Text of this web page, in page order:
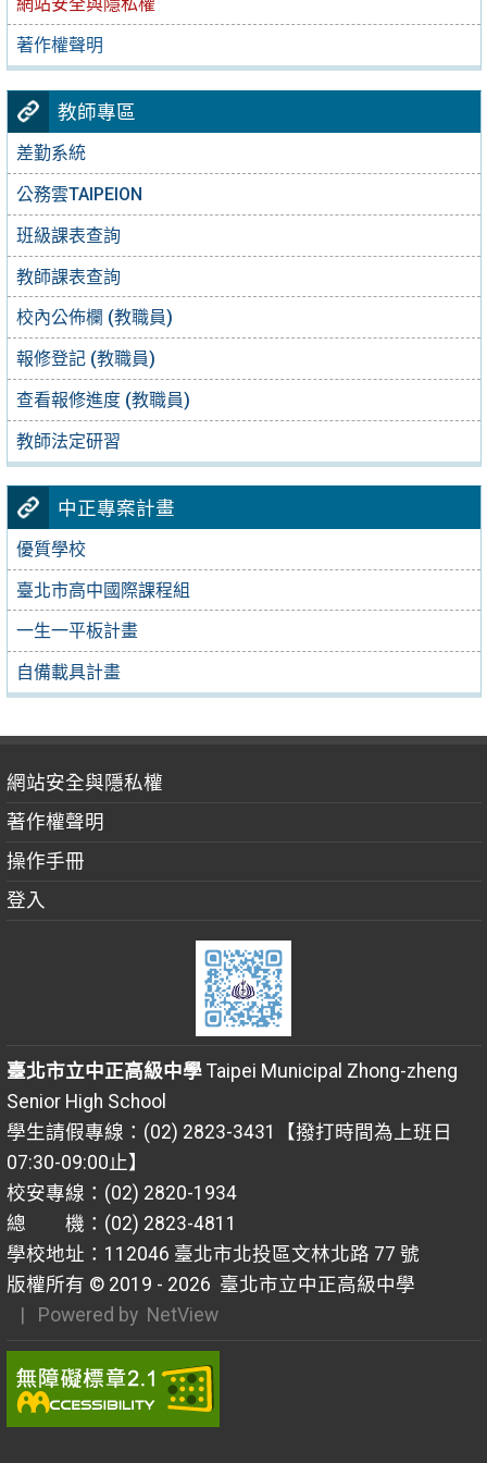
網站安全與隱私權
著作權聲明
教師專區
差勤系統
公務雲TAIPEION
班級課表查詢
教師課表查詢
校內公佈欄 (教職員)
報修登記 (教職員)
查看報修進度 (教職員)
教師法定研習
中正專案計畫
優質學校
臺北市高中國際課程組
一生一平板計畫
自備載具計畫
網站安全與隱私權
著作權聲明
操作手冊
登入
臺北市立中正高級中學Taipei Municipal Zhong-zheng
Senior High School
學生請假專線：(02) 2823-3431【撥打時間為上班日
07:30-09:00止】
校安專線：(02) 2820-1934
總 機：(02) 2823-4811
學校地址：112046 臺北市北投區文林北路 77 號
版權所有 © 2019 - 2026 臺北市立中正高級中學
| Powered by NetView